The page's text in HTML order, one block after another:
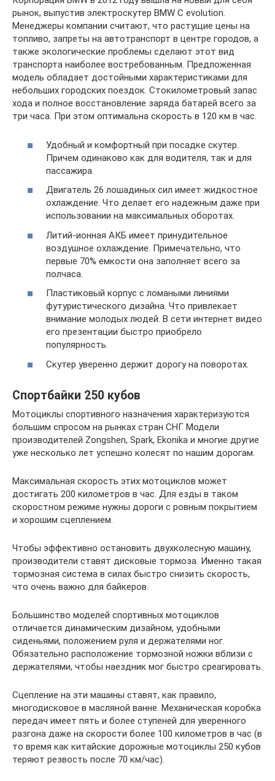
рынок, выпустив электроскутер BMW C evolution.
Менеджеры компании считают, что растущие цены на
топливо, запреты на автотранспорт в центре городов, а
также экологические проблемы сделают этот вид
транспорта наиболее востребованным. Предложенная
модель обладает достойными характеристиками для
небольших городских поездок. Стокилометровый запас
хода и полное восстановление заряда батарей всего за
три часа. При этом оптимальна скорость в 120 км в час.
Удобный и комфортный при посадке скутер.
Причем одинаково как для водителя, так и для
пассажира.
Двигатель 26 лошадиных сил имеет жидкостное
охлаждение. Что делает его надежным даже при
использовании на максимальных оборотах.
Литий-ионная АКБ имеет принудительное
воздушное охлаждение. Примечательно, что
первые 70% емкости она заполняет всего за
полчаса.
Пластиковый корпус с ломаными линиями
футуристического дизайна. Что привлекает
внимание молодых людей. В сети интернет видео
его презентации быстро приобрело
популярность.
Скутер уверенно держит дорогу на поворотах.
Спортбайки 250 кубов
Мотоциклы спортивного назначения характеризуются
большим спросом на рынках стран СНГ. Модели
производителей Zongshen, Spark, Ekonika и многие другие
уже несколько лет успешно колесят по нашим дорогам.
Максимальная скорость этих мотоциклов может
достигать 200 километров в час. Для езды в таком
скоростном режиме нужны дороги с ровным покрытием
и хорошим сцеплением.
Чтобы эффективно остановить двухколесную машину,
производители ставят дисковые тормоза. Именно такая
тормозная система в силах быстро снизить скорость,
что очень важно для байкеров.
Большинство моделей спортивных мотоциклов
отличается динамическим дизайном, удобными
сиденьями, положением руля и держателями ног.
Обязательно расположение тормозной ножки вблизи с
держателями, чтобы наездник мог быстро среагировать.
Сцепление на эти машины ставят, как правило,
многодисковое в масляной ванне. Механическая коробка
передач имеет пять и более ступеней для уверенного
разгона даже на скорости более 100 километров в час (в
то время как китайские дорожные мотоциклы 250 кубов
теряют резвость после 70 км/час).